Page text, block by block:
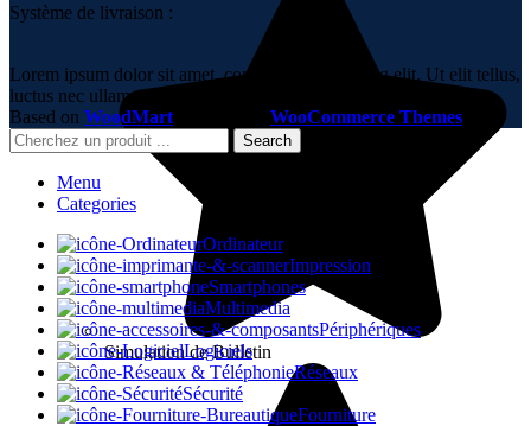
Simulation de Bulletin
Système de livraison :
Lorem ipsum dolor sit amet, consectetur adipiscing elit. Ut elit tellus,
luctus nec ullamcorper mattis, pulvinar dapibus leo.
Based on WoodMart WooCommerce Themes
Search
Menu
Categories
Ordinateur
Impression
Smartphones
Multimedia
Périphériques
Logiciels
Réseaux
Sécurité
Fourniture